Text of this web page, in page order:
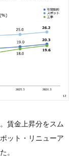
賃金上昇分をスム
ット・リニューア
。